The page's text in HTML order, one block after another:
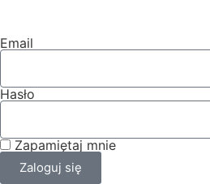
Email
Hasło
Zapamiętaj mnie
Zaloguj się